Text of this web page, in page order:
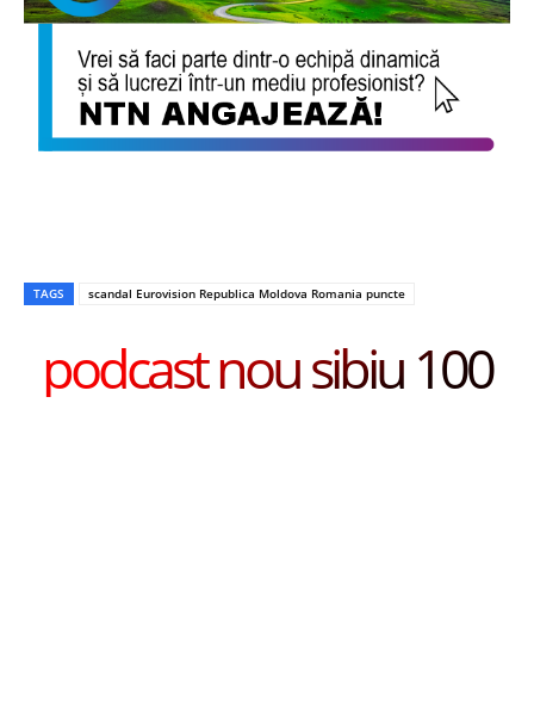
TAGS scandal Eurovision Republica Moldova Romania puncte
podcast nou sibiu 100